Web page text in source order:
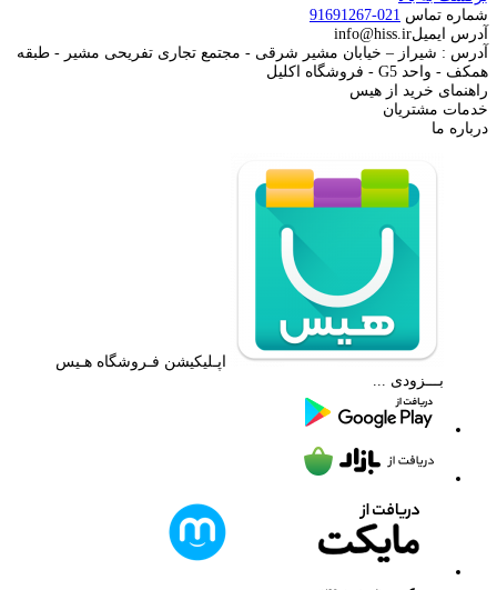
شماره تماس 021-91691267
آدرس ایمیلinfo@hiss.ir
آدرس : شیراز – خیابان مشیر شرقی - مجتمع تجاری تفریحی مشیر - طبقه
همکف - واحد G5 - فروشگاه اکلیل
راهنمای خرید از هیس
خدمات مشتریان
درباره ما
اپـلیکیشن فـروشگاه هـیس
بـــزودی ...